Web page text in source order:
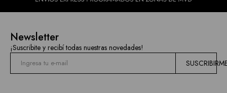
Newsletter
¡Suscribite y recibí todas nuestras novedades!